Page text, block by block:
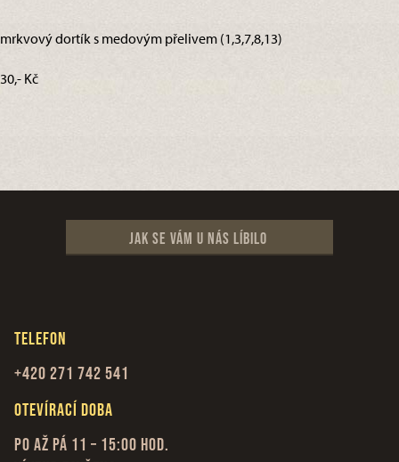
mrkvový dortík s medovým přelivem (1,3,7,8,13)
30,- Kč
Jak se vám u nás líbilo
Telefon
+420 271 742 541
Otevírací doba
Po až Pá 11 – 15:00 hod.